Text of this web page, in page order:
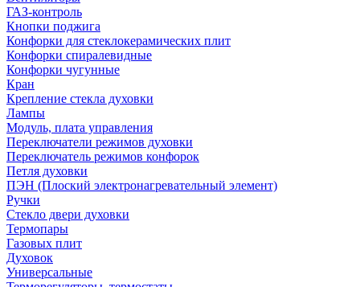
ГАЗ-контроль
Кнопки поджига
Конфорки для стеклокерамических плит
Конфорки спиралевидные
Конфорки чугунные
Кран
Крепление стекла духовки
Лампы
Модуль, плата управления
Переключатели режимов духовки
Переключатель режимов конфорок
Петля духовки
ПЭН (Плоский электронагревательный элемент)
Ручки
Стекло двери духовки
Термопары
Газовых плит
Духовок
Универсальные